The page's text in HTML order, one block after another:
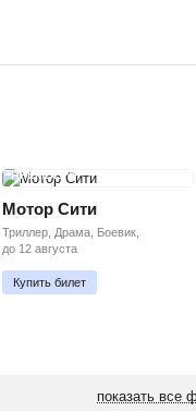
ПРЕМЬЕРА
Мотор Сити
Триллер, Драма, Боевик,
до 12 августа
Купить билет
показать все